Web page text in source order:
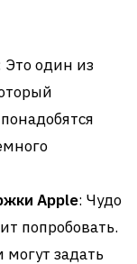
Это один из
Apple: Чудо
попробовать.
могут задать